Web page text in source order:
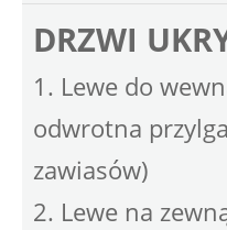
DRZWI
1. Lewe do
odwrotna
zawiasów)
2. Lewe na